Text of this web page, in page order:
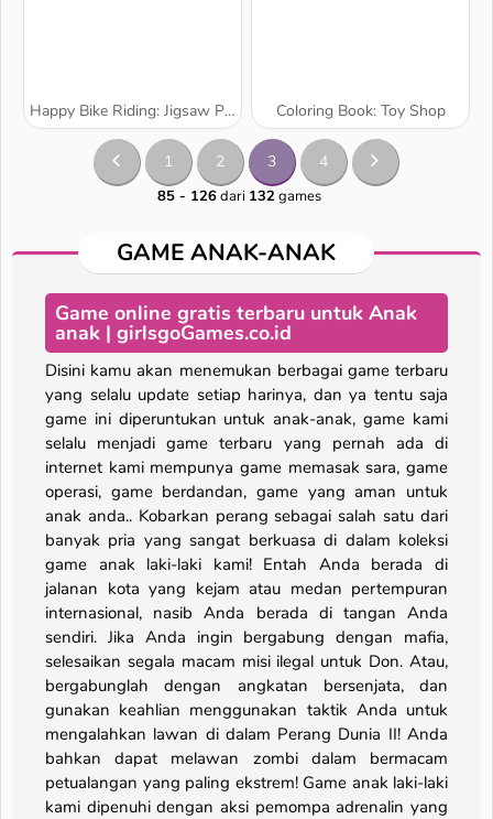
Happy Bike Riding: Jigsaw Puzzle Coloring Book: Toy Shop
1 2 3 4
85 - 126dari 132games
GAME ANAK-ANAK
Game online gratis terbaru untuk Anak
anak | girlsgoGames.co.id
Disini kamu akan menemukan berbagai game terbaru
yang selalu update setiap harinya, dan ya tentu saja
game ini diperuntukan untuk anak-anak, game kami
selalu menjadi game terbaru yang pernah ada di
internet kami mempunya game memasak sara, game
operasi, game berdandan, game yang aman untuk
anak anda.. Kobarkan perang sebagai salah satu dari
banyak pria yang sangat berkuasa di dalam koleksi
game anak laki-laki kami! Entah Anda berada di
jalanan kota yang kejam atau medan pertempuran
internasional, nasib Anda berada di tangan Anda
sendiri. Jika Anda ingin bergabung dengan mafia,
selesaikan segala macam misi ilegal untuk Don. Atau,
bergabunglah dengan angkatan bersenjata, dan
gunakan keahlian menggunakan taktik Anda untuk
mengalahkan lawan di dalam Perang Dunia II! Anda
bahkan dapat melawan zombi dalam bermacam
petualangan yang paling ekstrem! Game anak laki-laki
kami dipenuhi dengan aksi pemompa adrenalin yang